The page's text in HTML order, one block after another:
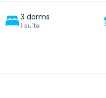
3 dorms
1 suíte